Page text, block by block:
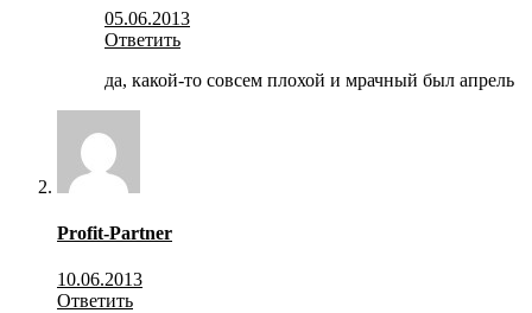
05.06.2013
Ответить
да, какой-то совсем плохой и мрачный был апрель
Profit-Partner
10.06.2013
Ответить